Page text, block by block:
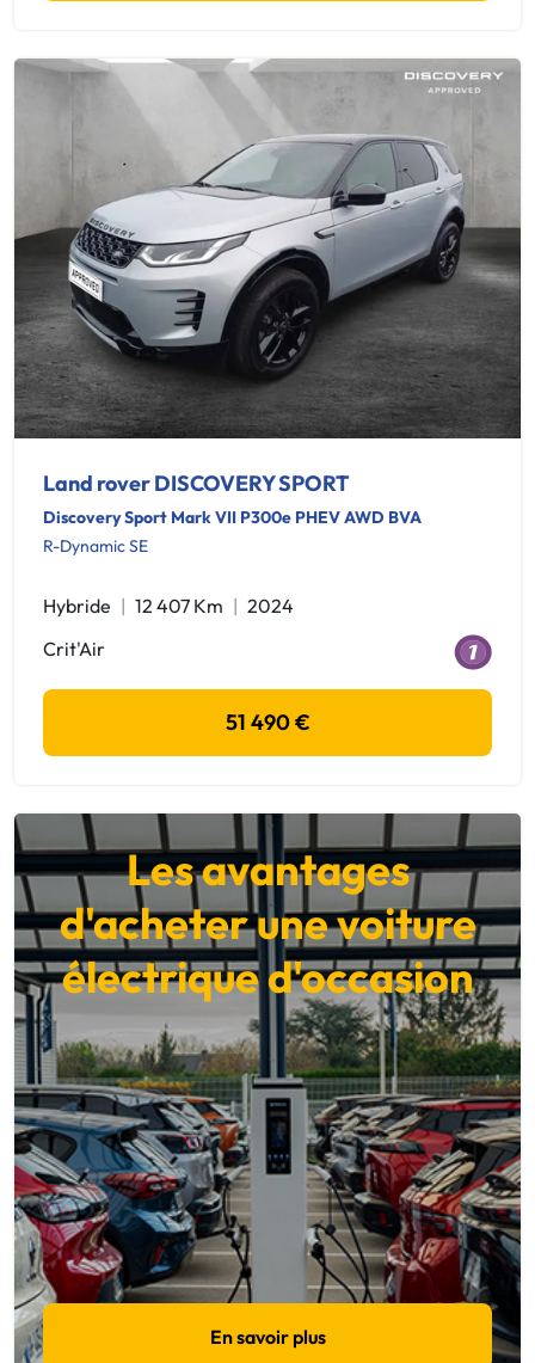
Land rover DISCOVERY SPORT
Discovery Sport Mark VII P300e PHEV AWD BVA
R-Dynamic SE
Hybride 12 407 Km
2024
Crit'Air
51 490 €
Les avantages
d'acheter une voiture
électrique d'occasion
En savoir plus